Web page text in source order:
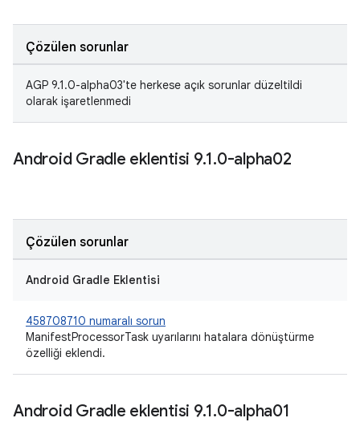
Çözülen sorunlar
AGP 9.1.0-alpha03'te herkese açık sorunlar düzeltildi
olarak işaretlenmedi
Android Gradle eklentisi 9.1.0-alpha02
Çözülen sorunlar
Android Gradle Eklentisi
458708710 numaralı sorun
ManifestProcessorTask uyarılarını hatalara dönüştürme
özelliği eklendi.
Android Gradle eklentisi 9.1.0-alpha01